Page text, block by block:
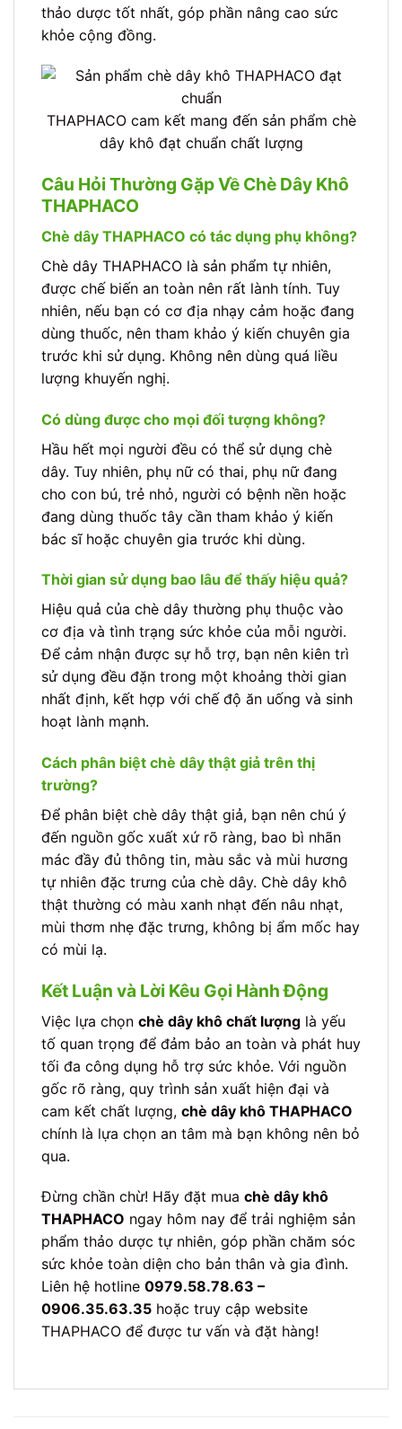
thảo dược tốt nhất, góp phần nâng cao sức
khỏe cộng đồng.
THAPHACO cam kết mang đến sản phẩm chè
dây khô đạt chuẩn chất lượng
Câu Hỏi Thường Gặp Về Chè Dây Khô
THAPHACO
Chè dây THAPHACO có tác dụng phụ không?
Chè dây THAPHACO là sản phẩm tự nhiên,
được chế biến an toàn nên rất lành tính. Tuy
nhiên, nếu bạn có cơ địa nhạy cảm hoặc đang
dùng thuốc, nên tham khảo ý kiến chuyên gia
trước khi sử dụng. Không nên dùng quá liều
lượng khuyến nghị.
Có dùng được cho mọi đối tượng không?
Hầu hết mọi người đều có thể sử dụng chè
dây. Tuy nhiên, phụ nữ có thai, phụ nữ đang
cho con bú, trẻ nhỏ, người có bệnh nền hoặc
đang dùng thuốc tây cần tham khảo ý kiến
bác sĩ hoặc chuyên gia trước khi dùng.
Thời gian sử dụng bao lâu để thấy hiệu quả?
Hiệu quả của chè dây thường phụ thuộc vào
cơ địa và tình trạng sức khỏe của mỗi người.
Để cảm nhận được sự hỗ trợ, bạn nên kiên trì
sử dụng đều đặn trong một khoảng thời gian
nhất định, kết hợp với chế độ ăn uống và sinh
hoạt lành mạnh.
Cách phân biệt chè dây thật giả trên thị
trường?
Để phân biệt chè dây thật giả, bạn nên chú ý
đến nguồn gốc xuất xứ rõ ràng, bao bì nhãn
mác đầy đủ thông tin, màu sắc và mùi hương
tự nhiên đặc trưng của chè dây. Chè dây khô
thật thường có màu xanh nhạt đến nâu nhạt,
mùi thơm nhẹ đặc trưng, không bị ẩm mốc hay
có mùi lạ.
Kết Luận và Lời Kêu Gọi Hành Động
Việc lựa chọn chè dây khô chất lượng là yếu
tố quan trọng để đảm bảo an toàn và phát huy
tối đa công dụng hỗ trợ sức khỏe. Với nguồn
gốc rõ ràng, quy trình sản xuất hiện đại và
cam kết chất lượng, chè dây khô THAPHACO
chính là lựa chọn an tâm mà bạn không nên bỏ
qua.
Đừng chần chừ! Hãy đặt mua chè dây khô
THAPHACO ngay hôm nay để trải nghiệm sản
phẩm thảo dược tự nhiên, góp phần chăm sóc
sức khỏe toàn diện cho bản thân và gia đình.
Liên hệ hotline 0979.58.78.63 –
0906.35.63.35 hoặc truy cập website
THAPHACO để được tư vấn và đặt hàng!